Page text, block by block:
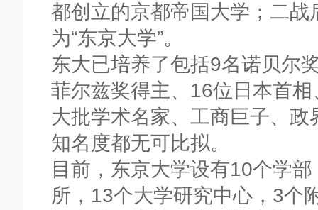
都创立的京都帝国大学；二
为“东京大学”。
东大已培养了包括9名诺贝尔
菲尔兹奖得主、16位日本首
大批学术名家、工商巨子、
知名度都无可比拟。
目前，东京大学设有10个学
所，13个大学研究中心，3个